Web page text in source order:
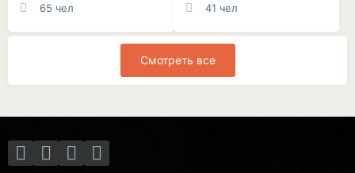
65 чел
41 чел
Смотреть все